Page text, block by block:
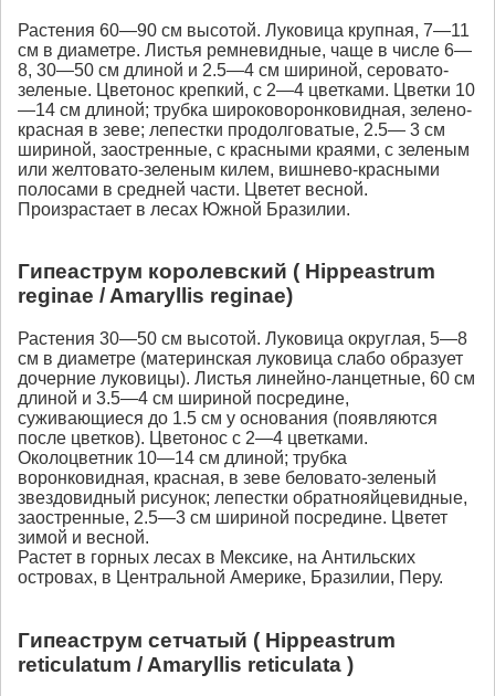
Растения 60—90 см высотой. Луковица крупная, 7—11
см в диаметре. Листья ремневидные, чаще в числе 6—
8, 30—50 см длиной и 2.5—4 см шириной, серовато-
зеленые. Цветонос крепкий, с 2—4 цветками. Цветки 10
—14 см длиной; трубка широковоронковидная, зелено-
красная в зеве; лепестки продолговатые, 2.5— 3 см
шириной, заостренные, с красными краями, с зеленым
или желтовато-зеленым килем, вишнево-красными
полосами в средней части. Цветет весной.
Произрастает в лесах Южной Бразилии.
Гипеаструм королевский ( Нippeastrum
reginae / Amaryllis reginae)
Растения 30—50 см высотой. Луковица округлая, 5—8
см в диаметре (материнская луковица слабо образует
дочерние луковицы). Листья линейно-ланцетные, 60 см
длиной и 3.5—4 см шириной посредине,
суживающиеся до 1.5 см у основания (появляются
после цветков). Цветонос с 2—4 цветками.
Околоцветник 10—14 см длиной; трубка
воронковидная, красная, в зеве беловато-зеленый
звездовидный рисунок; лепестки обратнояйцевидные,
заостренные, 2.5—3 см шириной посредине. Цветет
зимой и весной.
Растет в горных лесах в Мексике, на Антильских
островах, в Центральной Америке, Бразилии, Перу.
Гипеаструм сетчатый ( Нippeastrum
reticulatum / Amaryllis reticulata )